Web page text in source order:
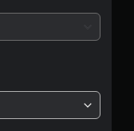
5
段